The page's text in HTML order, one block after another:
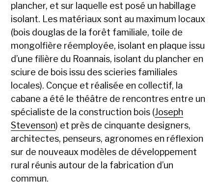
plancher, et sur laquelle est posé un habillage
isolant. Les matériaux sont au maximum locaux
(bois douglas de la forêt familiale, toile de
mongolfière réemployée, isolant en plaque issu
d’une filière du Roannais, isolant du plancher en
sciure de bois issu des scieries familiales
locales). Conçue et réalisée en collectif, la
cabane a été le théâtre de rencontres entre un
spécialiste de la construction bois (Joseph
Stevenson) et près de cinquante designers,
architectes, penseurs, agronomes en réflexion
sur de nouveaux modèles de développement
rural réunis autour de la fabrication d’un
commun.